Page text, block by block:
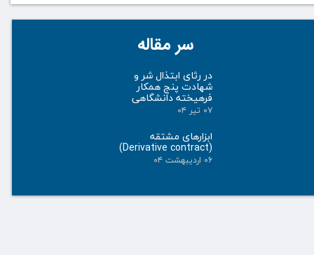
سر مقاله
در رثای ابتذال شر و
شهادت پنج همکار
فرهیخته دانشگاهی
۰۷ تیر ۰۴
ابزارهای مشتقه
(Derivative contract)
۰۶ اردیبهشت ۰۴